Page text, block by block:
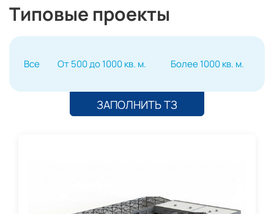
Типовые проекты
Все От 500 до 1000 кв. м. Более 1000 кв. м.
ЗАПОЛНИТЬ ТЗ